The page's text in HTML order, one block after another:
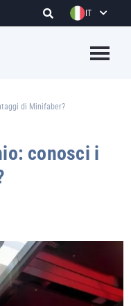
IT
di Minifaber?
conosci i